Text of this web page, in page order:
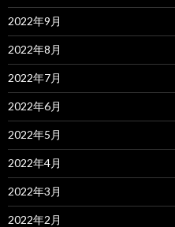
2022年9月
2022年8月
2022年7月
2022年6月
2022年5月
2022年4月
2022年3月
2022年2月